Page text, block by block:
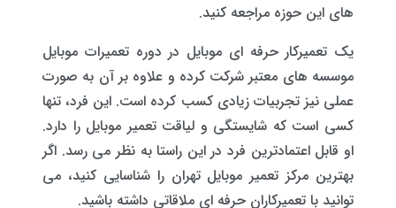
های این حوزه مراجعه کنید.
یک تعمیرکار حرفه ای موبایل در دوره تعمیرات موبایل
موسسه های معتبر شرکت کرده و علاوه بر آن به صورت
عملی نیز تجربیات زیادی کسب کرده است. این فرد، تنها
کسی است که شایستگی و لیاقت تعمیر موبایل را دارد.
او قابل اعتمادترین فرد در این راستا به نظر می رسد. اگر
بهترین مرکز تعمیر موبایل تهران را شناسایی کنید، می
توانید با تعمیرکاران حرفه ای ملاقاتی داشته باشید.